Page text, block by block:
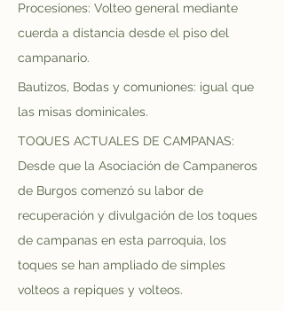
Procesiones: Volteo general mediante
cuerda a distancia desde el piso del
campanario.
Bautizos, Bodas y comuniones: igual que
las misas dominicales.
TOQUES ACTUALES DE CAMPANAS:
Desde que la Asociación de Campaneros
de Burgos comenzó su labor de
recuperación y divulgación de los toques
de campanas en esta parroquia, los
toques se han ampliado de simples
volteos a repiques y volteos.